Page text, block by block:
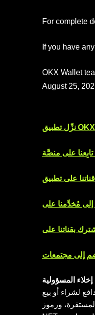
For complete
If you have
OKX Wallet
August 25,
إخلاء المسؤولية
استثمارية، (2) أو عرض أو التماس أو دافع لشراء أو بيع
المستقرة، ورموز